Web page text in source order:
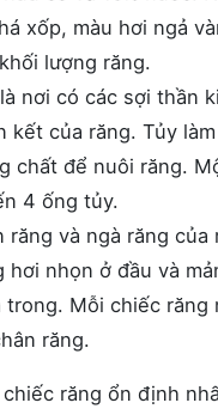
xốp, màu hơi ngả
lượng răng.
nơi có các sợi thần
kết của răng. Tủy
chất để nuôi răng.
4 ống tủy.
răng và ngà răng của
hơi nhọn ở đầu và
trong. Mỗi chiếc răng
răng.
chiếc răng ổn định